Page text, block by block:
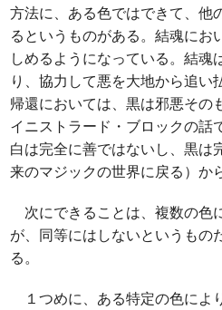
方法に、ある色ではできて、他
るというものがある。結魂にお
しめるようになっている。結魂
り、協力して悪を大地から追い
帰還においては、黒は邪悪その
イニストラード・ブロックの話
白は完全に善ではないし、黒は
来のマジックの世界に戻る）か
次にできることは、複数の色
が、同等にはしないというもの
る。
１つめに、ある特定の色によ